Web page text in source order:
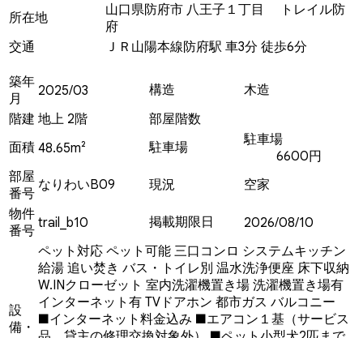
所在地
山口県防府市 八王子１丁目 トレイル防
府
交通
ＪＲ山陽本線防府駅 車3分 徒歩6分
築年
月
2025/03 構造
木造
階建 地上 2階
部屋階数
面積 48.65m² 駐車場
駐車場
6600円
部屋
番号
なりわいB09 現況
空家
物件
番号 trail_b10 掲載期限日 2026/08/10
設
備・
ペット対応 ペット可能 三口コンロ システムキッチン
給湯 追い焚き バス・トイレ別 温水洗浄便座 床下収納
W.INクローゼット 室内洗濯機置き場 洗濯機置き場有
インターネット有 TVドアホン 都市ガス バルコニー
■インターネット料金込み ■エアコン１基（サービス